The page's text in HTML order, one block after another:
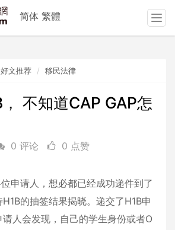
好文推荐 移民法律
， 不知道CAP GAP怎
0 评论 0 点赞
申请人，想必都已经成功递件到了
的抽签结果揭晓。递交了H1B申
人会发现，自己的学生身份或者O
简体 繁體
T
o
n
a
n